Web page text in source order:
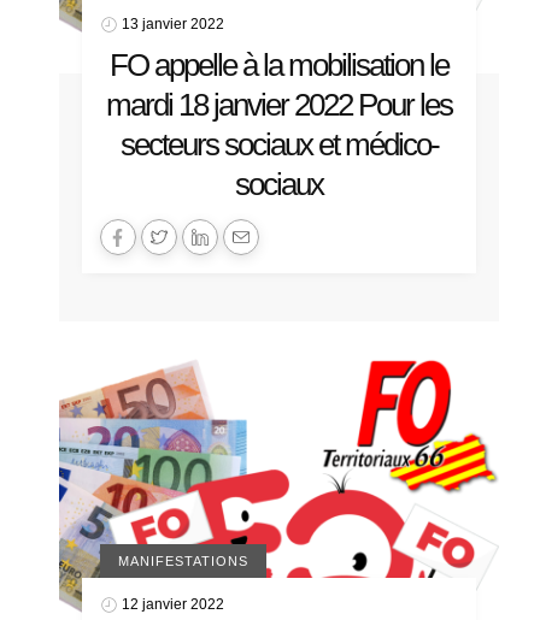
13 janvier 2022
FO appelle à la mobilisation le
mardi 18 janvier 2022 Pour les
secteurs sociaux et médico-
sociaux
MANIFESTATIONS
12 janvier 2022